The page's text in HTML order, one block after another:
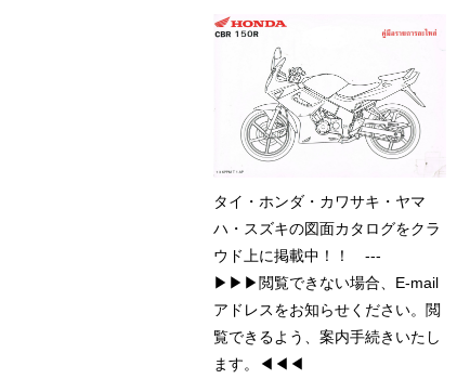
タイ・ホンダ・カワサキ・ヤマ
ハ・スズキの図面カタログをクラ
ウド上に掲載中！！ ---
▶▶▶閲覧できない場合、E-mail
アドレスをお知らせください。閲
覧できるよう、案内手続きいたし
ます。◀◀◀